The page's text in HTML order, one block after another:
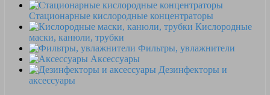
Стационарные кислородные концентраторы
Кислородные
маски, канюли, трубки
Фильтры, увлажнители
Аксессуары
Дезинфекторы и
аксессуары